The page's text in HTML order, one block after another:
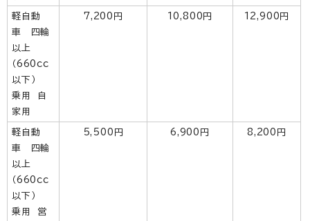
軽自動
車 四輪
以上
（660cc
以下）
乗用 自
家用
7,200円 10,800円 12,900円
軽自動
車 四輪
以上
（660cc
以下）
乗用 営
5,500円 6,900円 8,200円